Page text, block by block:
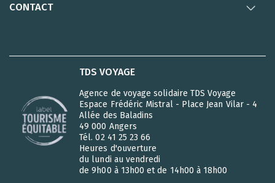
CONTACT
TDS VOYAGE
Agence de voyage solidaire TDS Voyage
Espace Frédéric Mistral - Place Jean Vilar - 4
Allée des Baladins
49 000 Angers
Tél. 02 41 25 23 66
Heures d'ouverture
du lundi au vendredi
de 9h00 à 13h00 et de 14h00 à 18h00